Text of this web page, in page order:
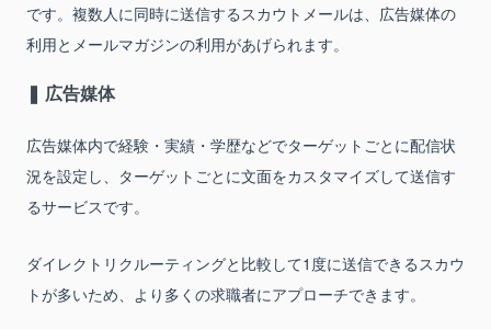
です。複数人に同時に送信するスカウトメールは、広告媒体の
利用とメールマガジンの利用があげられます。
❚ 広告媒体
広告媒体内で経験・実績・学歴などでターゲットごとに配信状
況を設定し、ターゲットごとに文面をカスタマイズして送信す
るサービスです。
ダイレクトリクルーティングと比較して1度に送信できるスカウ
トが多いため、より多くの求職者にアプローチできます。